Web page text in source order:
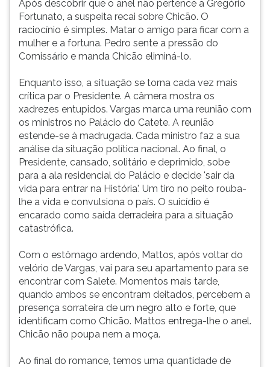
Após descobrir que o anel não pertence a Gregório
Fortunato, a suspeita recai sobre Chicão. O
raciocínio é simples. Matar o amigo para ficar com a
mulher e a fortuna. Pedro sente a pressão do
Comissário e manda Chicão eliminá-lo.
Enquanto isso, a situação se torna cada vez mais
crítica par o Presidente. A câmera mostra os
xadrezes entupidos. Vargas marca uma reunião com
os ministros no Palácio do Catete. A reunião
estende-se à madrugada. Cada ministro faz a sua
análise da situação política nacional. Ao final, o
Presidente, cansado, solitário e deprimido, sobe
para a ala residencial do Palácio e decide 'sair da
vida para entrar na História'. Um tiro no peito rouba-
lhe a vida e convulsiona o país. O suicídio é
encarado como saída derradeira para a situação
catastrófica.
Com o estômago ardendo, Mattos, após voltar do
velório de Vargas, vai para seu apartamento para se
encontrar com Salete. Momentos mais tarde,
quando ambos se encontram deitados, percebem a
presença sorrateira de um negro alto e forte, que
identificam como Chicão. Mattos entrega-lhe o anel.
Chicão não poupa nem a moça.
Ao final do romance, temos uma quantidade de